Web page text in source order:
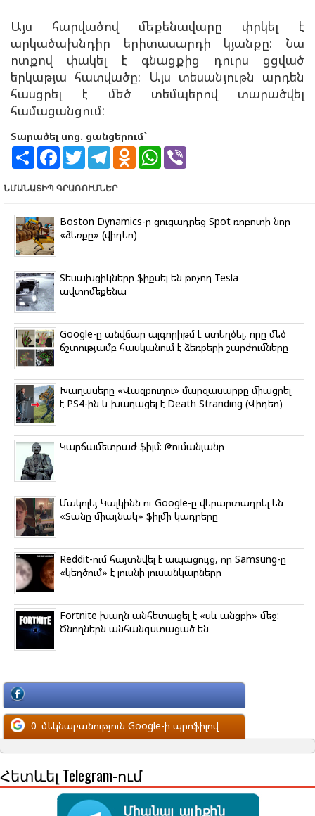
Այս հարվածով մեքենավարը փրկել է
արկածախնդիր երիտասարդի կյանքը: Նա
ոտքով փակել է գնացքից դուրս ցցված
երկաթյա հատվածը: Այս տեսանյութն արդեն
հասցրել է մեծ տեմպերով տարածվել
համացանցում:
Տարածել սոց. ցանցերում`
S
r
e
F
e
b
o
T
w
t
t
r
T
e
g
a
m
O
k
a
s
s
i
k
W
s
p
r
ՆՄԱՆԱՏԻՊ ԳՐԱՌՈՒՄՆԵՐ
Boston Dynamics-ը ցուցադրեց Spot ռոբոտի նոր
«ձեռքը» (վիդեո)
Տեսախցիկները ֆիքսել են թռչող Tesla
ավտոմեքենա
Google-ը անվճար ալգորիթմ է ստեղծել, որը մեծ
ճշտությամբ հասկանում է ձեռքերի շարժումները
Խաղասերը «Վազքուղու» մարզասարքը միացրել
է PS4-ին և խաղացել է Death Stranding (Վիդեո)
Կարճամետրաժ ֆիլմ: Թումանյանը
Մակոլեյ Կալկինն ու Google-ը վերարտադրել են
«Տանը միայնակ» ֆիլմի կադրերը
Reddit-ում հայտնվել է ապացույց, որ Samsung-ը
«կեղծում» է լուսնի լուսանկարները
Fortnite խաղն անհետացել է «սև անցքի» մեջ:
Ծնողներն անհանգստացած են
մեկնաբանություն Facebook-ի պրոֆիլով
0 մեկնաբանություն Google-ի պրոֆիլով
Հետևել Telegram-ում